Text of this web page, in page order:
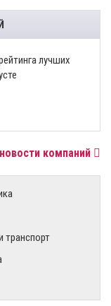
лучших
компаний
транспорт